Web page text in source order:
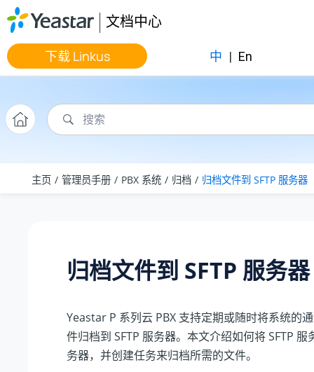
跳转到主要内容
文档中心
下载 Linkus 中 | En
主页 管理员手册 PBX 系统 归档 归档文件到 SFTP 服务器
归档文件到 SFTP 服务器
Yeastar P 系列云 PBX 支持定期或随时将系统的
件归档到 SFTP 服务器。本文介绍如何将 SFTP
务器，并创建任务来归档所需的文件。